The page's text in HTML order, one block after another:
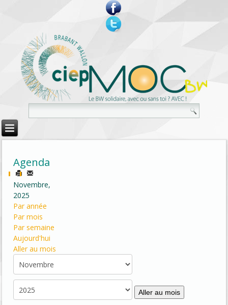
Agenda
Novembre,
2025
Par année
Par mois
Par semaine
Aujourd'hui
Aller au mois
Aller au mois